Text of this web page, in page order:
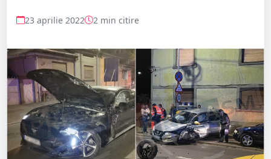
23 aprilie 2022 2 min citire